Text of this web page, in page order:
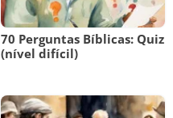
70 Perguntas Bíblicas: Quiz
(nível difícil)